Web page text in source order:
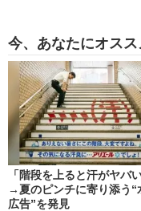
今、あなたにオスス
「階段を上ると汗がヤバい
→夏のピンチに寄り添う“
広告”を発見